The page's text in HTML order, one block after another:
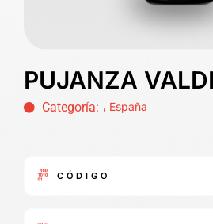
PUJANZA
Categoría: , España
CÓDIGO